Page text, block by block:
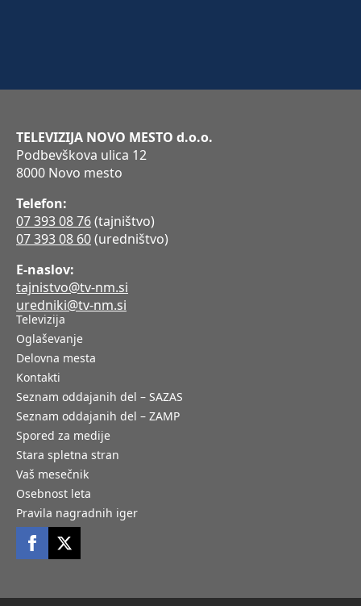
TELEVIZIJA NOVO MESTO d.o.o.
Podbevškova ulica 12
8000 Novo mesto
Telefon:
07 393 08 76(tajništvo)
07 393 08 60(uredništvo)
E-naslov:
tajnistvo@tv-nm.si
uredniki@tv-nm.si
Televizija
Oglaševanje
Delovna mesta
Kontakti
Seznam oddajanih del – SAZAS
Seznam oddajanih del – ZAMP
Spored za medije
Stara spletna stran
Vaš mesečnik
Osebnost leta
Pravila nagradnih iger